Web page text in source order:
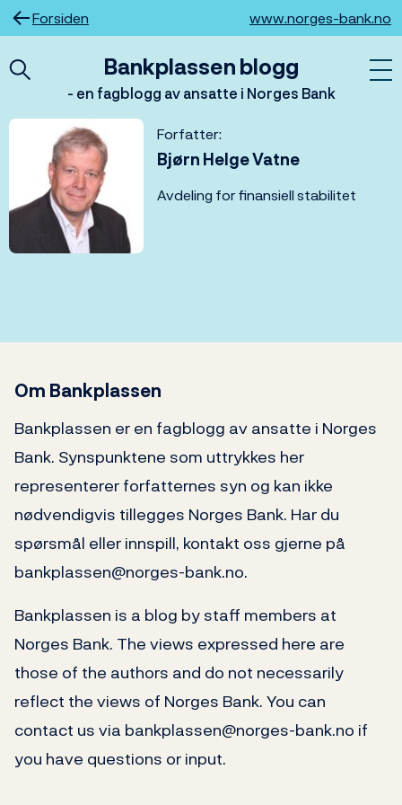
Hopp
til
Forsiden www.norges-bank.no
Bankplassen blogg
- en fagblogg av ansatte i Norges Bank
Forfatter:
Bjørn Helge Vatne
Avdeling for finansiell stabilitet
Om Bankplassen
Bankplassen er en fagblogg av ansatte i Norges
Bank. Synspunktene som uttrykkes her
representerer forfatternes syn og kan ikke
nødvendigvis tillegges Norges Bank. Har du
spørsmål eller innspill, kontakt oss gjerne på
bankplassen@norges-bank.no.
Bankplassen is a blog by staff members at
Norges Bank. The views expressed here are
those of the authors and do not necessarily
reflect the views of Norges Bank. You can
contact us via bankplassen@norges-bank.no if
you have questions or input.